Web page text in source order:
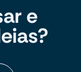
e